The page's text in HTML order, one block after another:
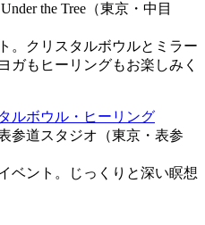
the Tree（東京・中目
。クリスタルボウルとミラー
ガもヒーリングもお楽しみく
ルボウル・ヒーリング
参道スタジオ（東京・表参
ベント。じっくりと深い瞑想